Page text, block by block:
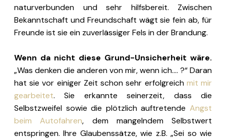
naturverbunden und sehr hilfsbereit. Zwischen
Bekanntschaft und Freundschaft wägt sie fein ab, für
Freunde ist sie ein zuverlässiger Fels in der Brandung.
Wenn da nicht diese Grund-Unsicherheit wäre.
„Was denken die anderen von mir, wenn ich…. ?“ Daran
hat sie vor einiger Zeit schon sehr erfolgreich mit mir
gearbeitet. Sie erkannte seinerzeit, dass die
Selbstzweifel sowie die plötzlich auftretende Angst
beim Autofahren, dem mangelndem Selbstwert
entspringen. Ihre Glaubenssätze, wie z.B. „Sei so wie